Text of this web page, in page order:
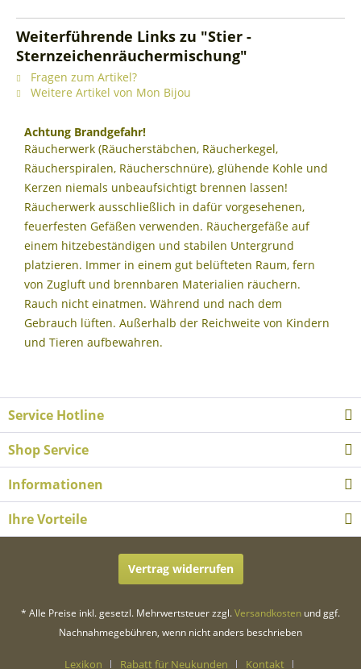
Weiterführende Links zu "Stier -
Sternzeichenräuchermischung"
Fragen zum Artikel?
Weitere Artikel von Mon Bijou
Achtung Brandgefahr!
Räucherwerk (Räucherstäbchen, Räucherkegel,
Räucherspiralen, Räucherschnüre), glühende Kohle und
Kerzen niemals unbeaufsichtigt brennen lassen!
Räucherwerk ausschließlich in dafür vorgesehenen,
feuerfesten Gefäßen verwenden. Räuchergefäße auf
einem hitzebeständigen und stabilen Untergrund
platzieren. Immer in einem gut belüfteten Raum, fern
von Zugluft und brennbaren Materialien räuchern.
Rauch nicht einatmen. Während und nach dem
Gebrauch lüften. Außerhalb der Reichweite von Kindern
und Tieren aufbewahren.
Service Hotline
Shop Service
Informationen
Ihre Vorteile
Vertrag widerrufen
* Alle Preise inkl. gesetzl. Mehrwertsteuer zzgl.Versandkosten und ggf.
Nachnahmegebühren, wenn nicht anders beschrieben
Lexikon Rabatt für Neukunden Kontakt